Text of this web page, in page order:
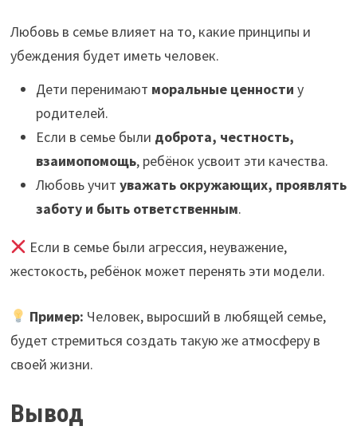
Любовь в семье влияет на то, какие принципы и
убеждения будет иметь человек.
Дети перенимают моральные ценности у
родителей.
Если в семье были доброта, честность,
взаимопомощь, ребёнок усвоит эти качества.
Любовь учит уважать окружающих, проявлять
заботу и быть ответственным.
Если в семье были агрессия, неуважение,
жестокость, ребёнок может перенять эти модели.
Пример: Человек, выросший в любящей семье,
будет стремиться создать такую же атмосферу в
своей жизни.
Вывод